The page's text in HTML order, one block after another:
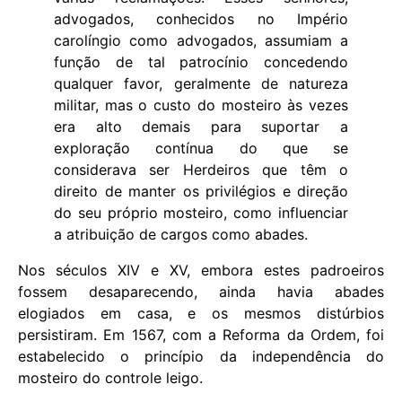
advogados, conhecidos no Império
carolíngio como advogados, assumiam a
função de tal patrocínio concedendo
qualquer favor, geralmente de natureza
militar, mas o custo do mosteiro às vezes
era alto demais para suportar a
exploração contínua do que se
considerava ser Herdeiros que têm o
direito de manter os privilégios e direção
do seu próprio mosteiro, como influenciar
a atribuição de cargos como abades.
Nos séculos XIV e XV, embora estes padroeiros
fossem desaparecendo, ainda havia abades
elogiados em casa, e os mesmos distúrbios
persistiram. Em 1567, com a Reforma da Ordem, foi
estabelecido o princípio da independência do
mosteiro do controle leigo.